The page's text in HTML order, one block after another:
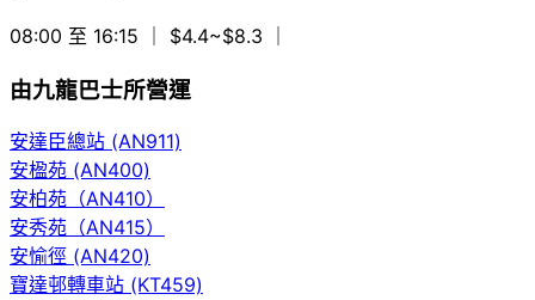
08:00 至 16:15 ｜ $4.4~$8.3
由九龍巴士所營運
安達臣總站 (AN911)
安楹苑 (AN400)
安柏苑（AN410）
安秀苑（AN415）
安愉徑 (AN420)
寶達邨轉車站 (KT459)